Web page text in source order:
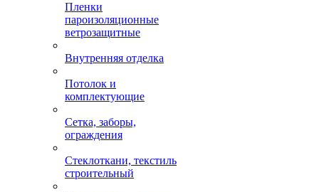
Пленки
пароизоляционные
ветрозащитные
Внутренняя отделка
Потолок и
комплектующие
Сетка, заборы,
ограждения
Стеклоткани, текстиль
строительный